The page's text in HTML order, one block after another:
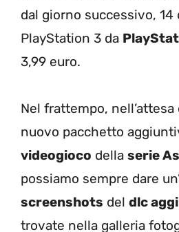
dal giorno successivo, 14
PlayStation 3 da
3,99 euro.
Nel frattempo, nell’attesa
nuovo pacchetto
videogioco della serie
possiamo sempre dare
screenshots del dlc
trovate nella galleria